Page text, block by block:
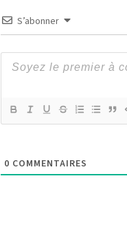
S’abonner
0 COMMENTAIRES